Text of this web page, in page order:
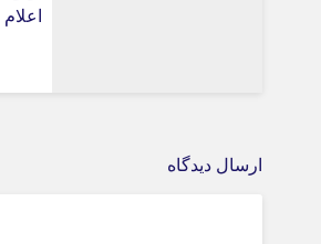
ارسال دیدگاه